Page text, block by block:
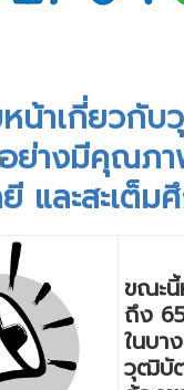
น้าเกี่ยวกั
ย่างมีคุณภ
ยี และสะเ
ขณะนี้
ถึง
ในบา
วุฒิบัต